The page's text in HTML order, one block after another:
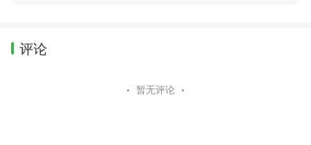
评论
暂无评论